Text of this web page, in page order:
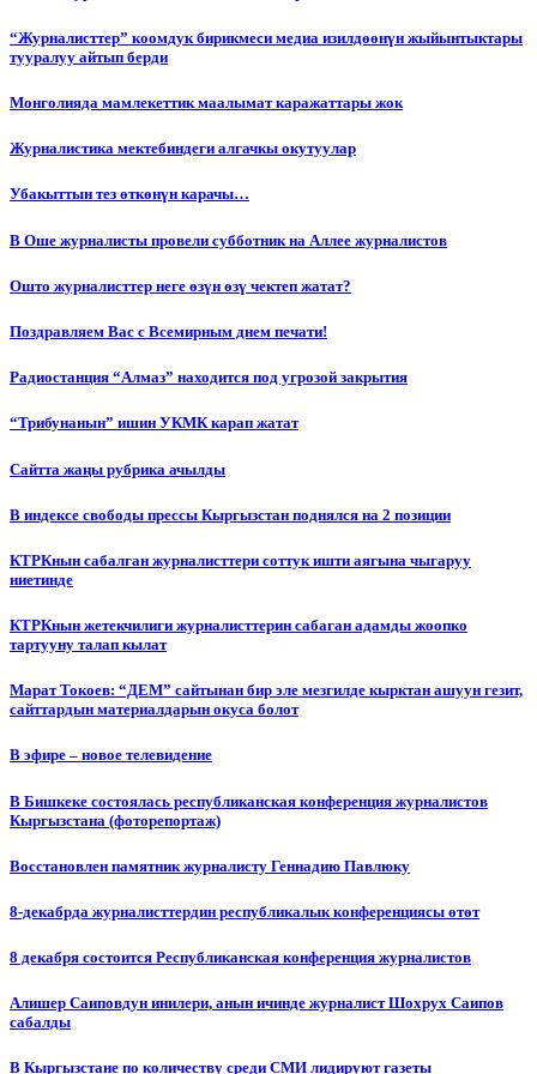
“Журналисттер” коомдук бирикмеси медиа изилдөөнүн жыйынтыктары
тууралуу айтып берди
Монголияда мамлекеттик маалымат каражаттары жок
Журналистика мектебиндеги алгачкы окутуулар
Убакыттын тез өткөнүн карачы…
В Оше журналисты провели субботник на Аллее журналистов
Ошто журналисттер неге өзүн өзү чектеп жатат?
Поздравляем Вас с Всемирным днем печати!
Радиостанция “Алмаз” находится под угрозой закрытия
“Трибунанын” ишин УКМК карап жатат
Сайтта жаңы рубрика ачылды
В индексе свободы прессы Кыргызстан поднялся на 2 позиции
КТРКнын сабалган журналисттери соттук ишти аягына чыгаруу
ниетинде
КТРКнын жетекчилиги журналисттерин сабаган адамды жоопко
тартууну талап кылат
Марат Токоев: “ДЕМ” сайтынан бир эле мезгилде кырктан ашуун гезит,
сайттардын материалдарын окуса болот
В эфире – новое телевидение
В Бишкеке состоялась республиканская конференция журналистов
Кыргызстана (фоторепортаж)
Восстановлен памятник журналисту Геннадию Павлюку
8-декабрда журналисттердин республикалык конференциясы өтөт
8 декабря состоится Республиканская конференция журналистов
Алишер Саиповдун инилери, анын ичинде журналист Шохрух Саипов
сабалды
В Кыргызстане по количеству среди СМИ лидируют газеты